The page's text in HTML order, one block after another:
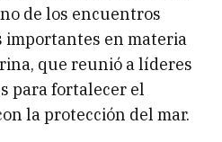
de los encuentros
importantes en materia
que reunió a líderes
para fortalecer el
la protección del mar.